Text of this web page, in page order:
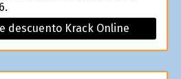
descuento Krack Online